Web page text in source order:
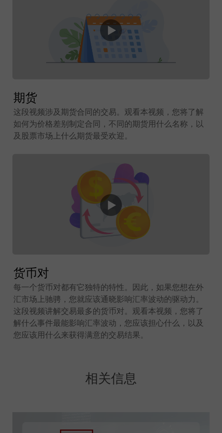
期货
这段视频涉及期货合同的交易。观看本视频，您将了解
如何为价格差别制定合同，不同的期货用什么名称，以
及股票市场上什么期货最受欢迎。
货币对
每一个货币对都有它独特的特性。因此，如果您想在外
汇市场上驰骋，您就应该通晓影响汇率波动的驱动力。
这段视频讲解交易最多的货币对。观看本视频，您将了
解什么事件最能影响汇率波动，您应该担心什么，以及
您应该用什么来获得满意的交易结果。
相关信息